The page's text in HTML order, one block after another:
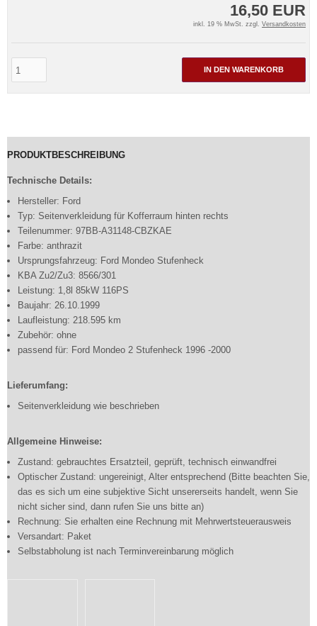
16,50 EUR
inkl. 19 % MwSt. zzgl. Versandkosten
IN DEN WARENKORB
PRODUKTBESCHREIBUNG
Technische Details:
Hersteller: Ford
Typ: Seitenverkleidung für Kofferraum hinten rechts
Teilenummer: 97BB-A31148-CBZKAE
Farbe: anthrazit
Ursprungsfahrzeug: Ford Mondeo Stufenheck
KBA Zu2/Zu3: 8566/301
Leistung: 1,8l 85kW 116PS
Baujahr: 26.10.1999
Laufleistung: 218.595 km
Zubehör: ohne
passend für: Ford Mondeo 2 Stufenheck 1996 -2000
Lieferumfang:
Seitenverkleidung wie beschrieben
Allgemeine Hinweise:
Zustand: gebrauchtes Ersatzteil, geprüft, technisch einwandfrei
Optischer Zustand: ungereinigt, Alter entsprechend (Bitte beachten Sie,
das es sich um eine subjektive Sicht unsererseits handelt, wenn Sie
nicht sicher sind, dann rufen Sie uns bitte an)
Rechnung: Sie erhalten eine Rechnung mit Mehrwertsteuerausweis
Versandart: Paket
Selbstabholung ist nach Terminvereinbarung möglich